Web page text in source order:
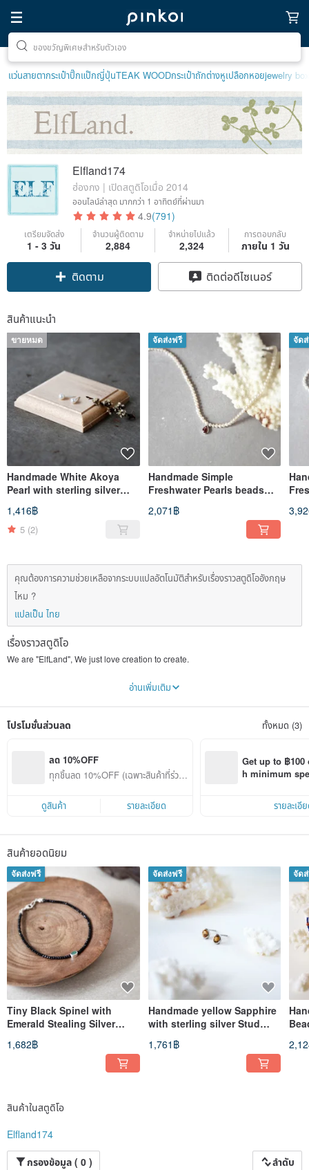
ตามหาไอเทมฮีลใจ
แว่นสายตากระเป๋าปิ๊กแป๊กญี่ปุ่นTEAK WOODกระเป๋าถักต่างหูเปลือกหอยjewelry box
Elfland174
ฮ่องกง | เปิดสตูดิโอเมื่อ 2014
ออนไลน์ล่าสุด มากกว่า 1 อาทิตย์ที่ผ่านมา
4.9(791)
เตรียมจัดส่ง
1 - 3 วัน
จำนวนผู้ติดตาม
2,884
จำหน่ายไปแล้ว
2,324
การตอบกลับ
ภายใน 1 วัน
ติดตาม ติดต่อดีไซเนอร์
สินค้าแนะนำ
ขายหมด
Handmade White Akoya
Pearl with sterling silver
Stud Earring
1,416฿
5 (2)
จัดส่งฟรี
Handmade Simple
Freshwater Pearls beads
with teardrop Garnet 925
silver Necklace
2,071฿
จัด
คุณต้องการความช่วยเหลือจากระบบแปลอัตโนมัติสำหรับเรื่องราวสตูดิโออังกฤษ
ไหม ?
แปลเป็น ไทย
เรื่องราวสตูดิโอ
We are "ElfLand", We just love creation to create.
We like use any material to create product, Fabric, Silver, Leather....any
อ่านเพิ่มเติม
โปรโมชั่นส่วนลด ทั้งหมด (3)
ลด 10%OFF
ทุกชิ้นลด 10%OFF (เฉพาะสินค้าที่ร่วมร
ดูสินค้า
รายละเอียด
Get up to ฿
h minimum
รายละเอี
สินค้ายอดนิยม
จัดส่งฟรี
Tiny Black Spinel with
Emerald Stealing Silver
Bracelet, Made to Order
1,682฿
จัดส่งฟรี
Handmade yellow Sapphire
with sterling silver Stud
Earring, September
Birthstone
1,761฿
จัด
สินค้าในสตูดิโอ
Elfland174
กรองข้อมูล ( 0 )
ลำดับ